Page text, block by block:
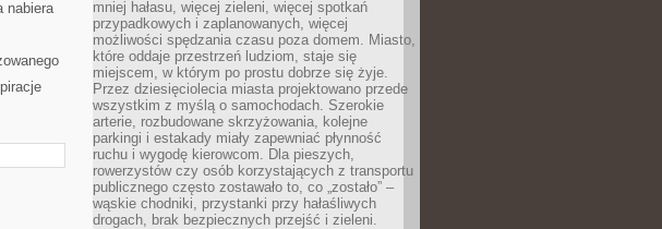
nabiera
mniej hałasu, więcej zieleni, więcej spotkań
przypadkowych i zaplanowanych, więcej
możliwości spędzania czasu poza domem. Miasto,
które oddaje przestrzeń ludziom, staje się
miejscem, w którym po prostu dobrze się żyje.
Przez dziesięciolecia miasta projektowano przede
wszystkim z myślą o samochodach. Szerokie
arterie, rozbudowane skrzyżowania, kolejne
parkingi i estakady miały zapewniać płynność
ruchu i wygodę kierowcom. Dla pieszych,
rowerzystów czy osób korzystających z transportu
publicznego często zostawało to, co „zostało” –
wąskie chodniki, przystanki przy hałaśliwych
drogach, brak bezpiecznych przejść i zieleni.